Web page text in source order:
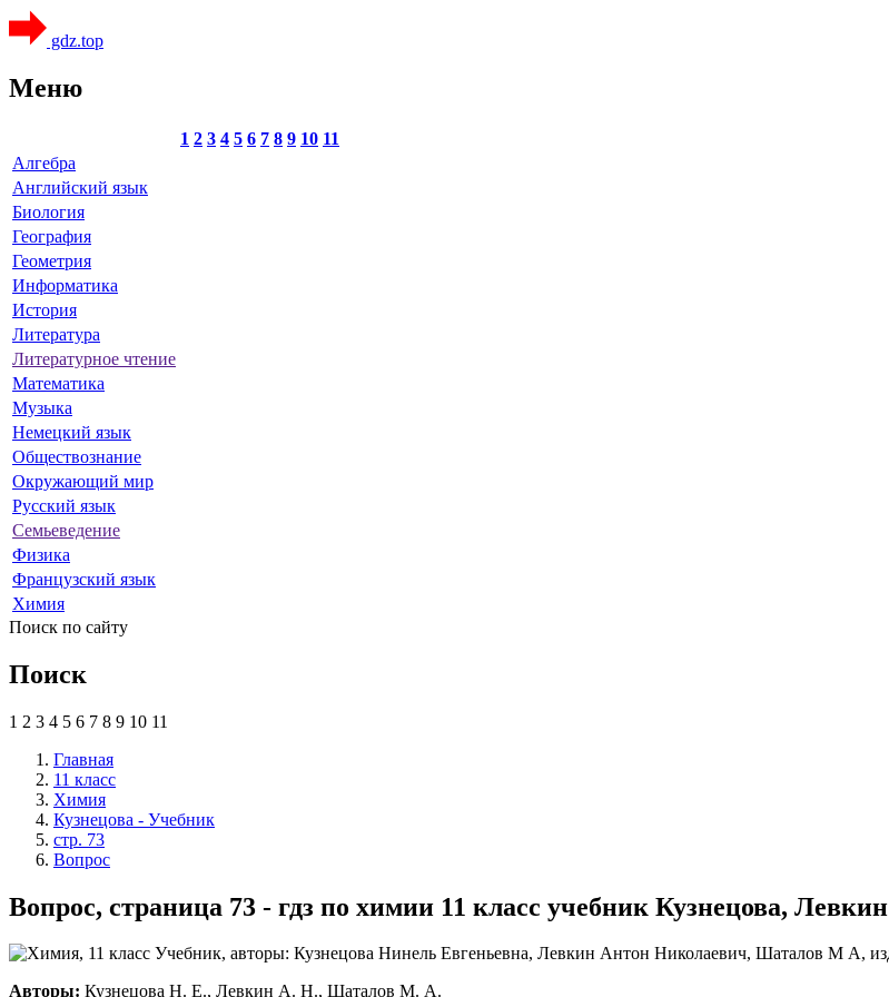
gdz.top
Меню
1 2 3 4 5 6 7 8 9 10 11
Алгебра
Английский язык
Биология
География
Геометрия
Информатика
История
Литература
Литературное чтение
Математика
Музыка
Немецкий язык
Обществознание
Окружающий мир
Русский язык
Семьеведение
Физика
Французский язык
Химия
Поиск по сайту
Поиск
1 2 3 4 5 6 7 8 9 10 11
Главная
11 класс
Химия
Кузнецова - Учебник
стр. 73
Вопрос
Вопрос, страница 73 - гдз по химии 11 класс учебник Кузнецова, Левкин
Авторы: Кузнецова Н. Е., Левкин А. Н., Шаталов М. А.